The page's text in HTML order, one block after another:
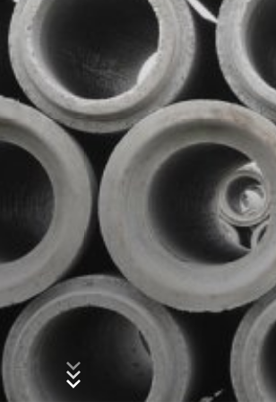
Ihre Benutzung dieser Website
an einen Server von Google in den
und dort gespeichert.
von Google-Analytics-Cookies erfolgt
Art. 6 Abs. 1 lit. f DSGVO. Der
hat ein berechtigtes Interesse an der
um sowohl sein
auch seine Werbung zu optimieren.
Website die Funktion IP-
aktiviert. Dadurch wird Ihre IP-Adresse
von Mitgliedstaaten der
oder in anderen Vertragsstaaten
über den Europäischen
vor der Übermittlung in die USA
wird die volle IP-
Server von Google in den USA
dort gekürzt. Im Auftrag des Betreibers
Google diese Informationen
Nutzung der Website auszuwerten,
Sie Ihre Bewerbung hoch
gesamt: MB / MB
der MC-Bauchemie zu.
reCAPTCHA geschützt.